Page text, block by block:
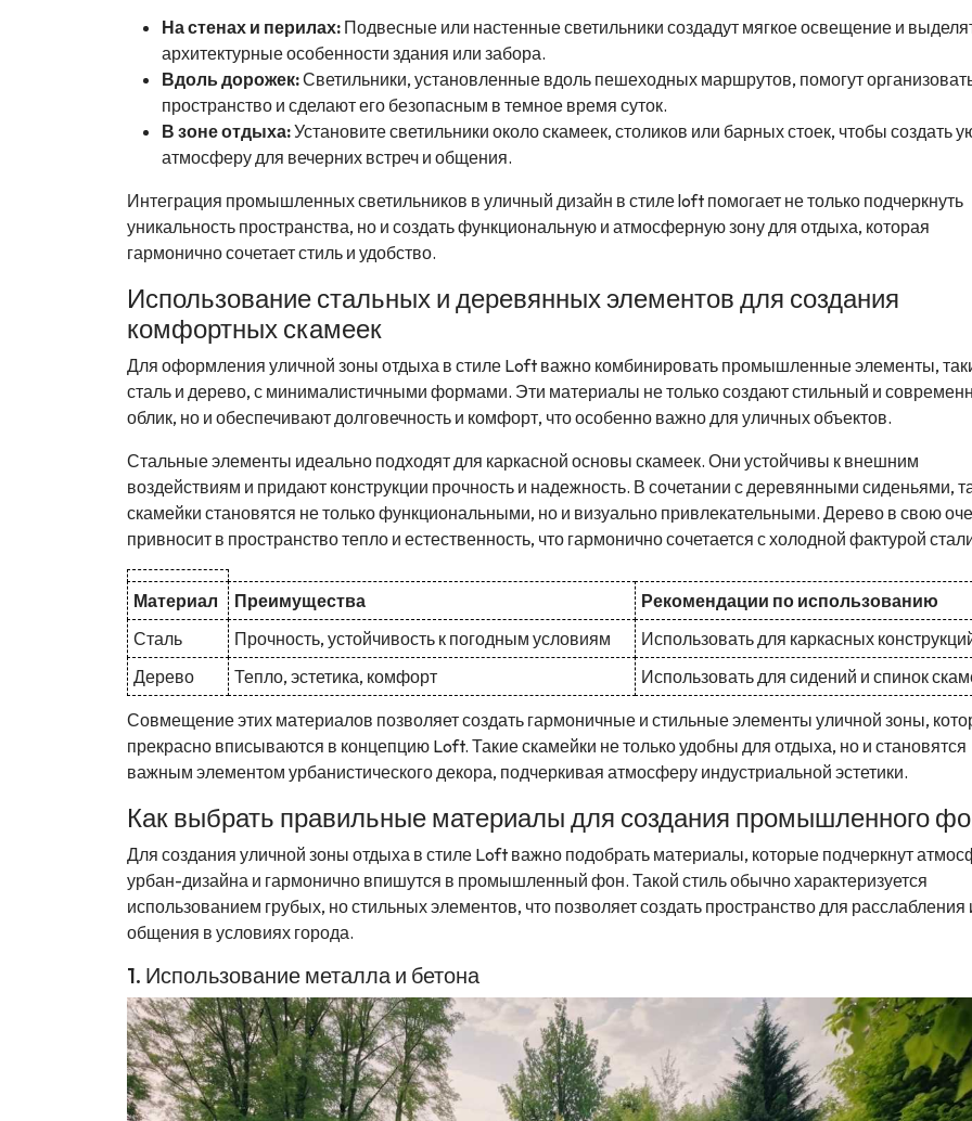
На стенах и перилах: Подвесные или настенные светильники создадут мягкое освещение и
архитектурные особенности здания или забора.
Вдоль дорожек:Светильники, установленные вдоль пешеходных маршрутов, помогут
пространство и сделают его безопасным в темное время суток.
В зоне отдыха:Установите светильники около скамеек, столиков или барных стоек, чтобы создать
атмосферу для вечерних встреч и общения.
Интеграция промышленных светильников в уличный дизайн в стиле loft помогает не только подчеркнуть
уникальность пространства, но и создать функциональную и атмосферную зону для отдыха, которая
гармонично сочетает стиль и удобство.
Использование стальных и деревянных элементов для создания
комфортных скамеек
Для оформления уличной зоны отдыха в стиле Loft важно комбинировать промышленные элементы,
сталь и дерево, с минималистичными формами. Эти материалы не только создают стильный и
облик, но и обеспечивают долговечность и комфорт, что особенно важно для уличных объектов.
Стальные элементы идеально подходят для каркасной основы скамеек. Они устойчивы к внешним
воздействиям и придают конструкции прочность и надежность. В сочетании с деревянными сиденьями,
скамейки становятся не только функциональными, но и визуально привлекательными. Дерево в свою
привносит в пространство тепло и естественность, что гармонично сочетается с холодной фактурой
Материал Преимущества
Рекомендации по использованию
Сталь
Прочность, устойчивость к погодным условиям
Использовать для каркасных
Дерево
Тепло, эстетика, комфорт
Использовать для сидений и спинок
Совмещение этих материалов позволяет создать гармоничные и стильные элементы уличной зоны,
прекрасно вписываются в концепцию Loft. Такие скамейки не только удобны для отдыха, но и становятся
важным элементом урбанистического декора, подчеркивая атмосферу индустриальной эстетики.
Как выбрать правильные материалы для создания промышленного
Для создания уличной зоны отдыха в стиле Loft важно подобрать материалы, которые подчеркнут
урбан-дизайна и гармонично впишутся в промышленный фон. Такой стиль обычно характеризуется
использованием грубых, но стильных элементов, что позволяет создать пространство для расслабления
общения в условиях города.
1. Использование металла и бетона